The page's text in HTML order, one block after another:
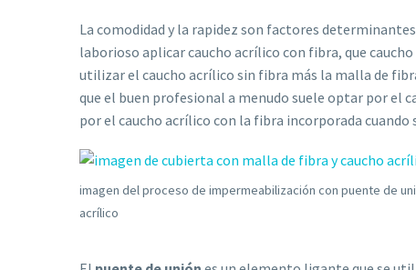
La comodidad y la rapidez son factores
laborioso aplicar caucho acrílico con fibra, que
utilizar el caucho acrílico sin fibra más la malla de
que el buen profesional a menudo suele optar por el
por el caucho acrílico con la fibra incorporada cuando
imagen del proceso de impermeabilización con puente de
acrílico